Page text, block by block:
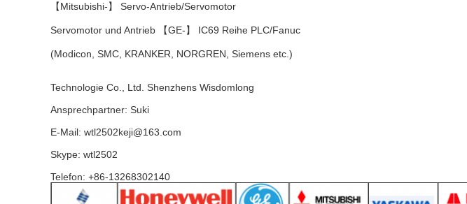
【Mitsubishi-】 Servo-Antrieb/Servomotor
Servomotor und Antrieb 【GE-】 IC69 Reihe PLC/Fanuc
(Modicon, SMC, KRANKER, NORGREN, Siemens etc.)
Technologie Co., Ltd. Shenzhens Wisdomlong
Ansprechpartner: Suki
E-Mail: wtl2502keji@163.com
Skype: wtl2502
Telefon: +86-13268302140